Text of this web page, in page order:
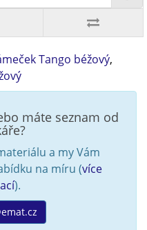
Tango béžový,
máte seznam od
a my Vám
na míru (více
).